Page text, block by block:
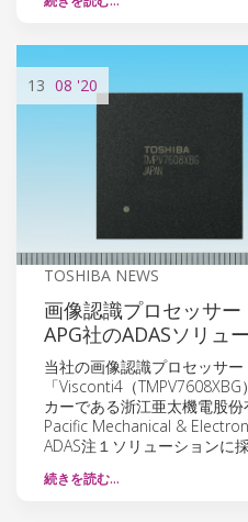
13 08 '20
TOSHIBA NEWS
画像認識プロセッサ
APG社のADASソリュ
当社の画像認識プロセッサー
「Visconti4（
カーである浙江亜太機電股
Pacific Mechanical &
ADAS注１ソリューションに
続きを読む…